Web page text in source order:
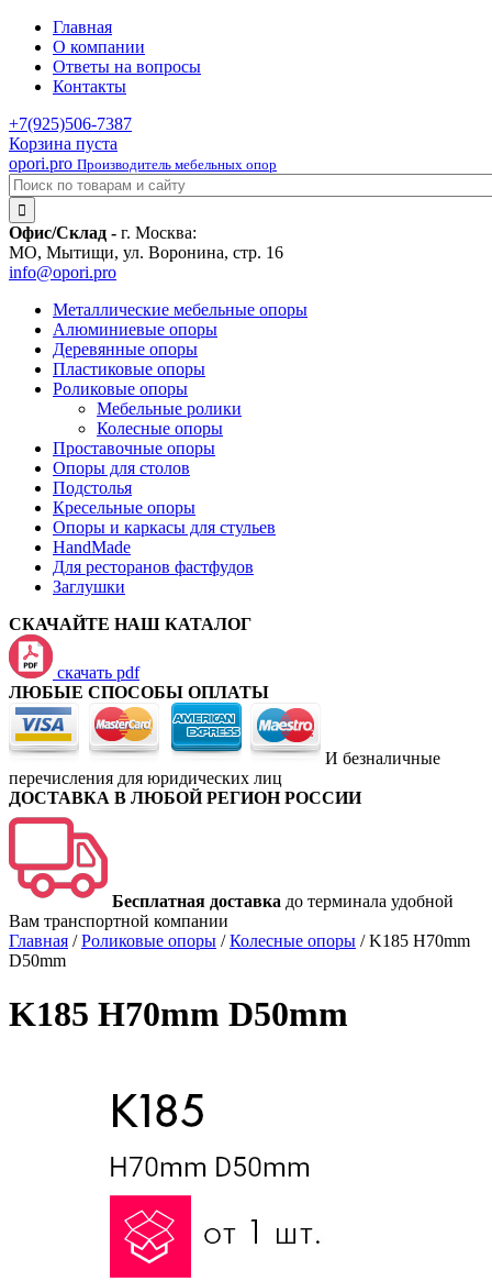
Главная
О компании
Ответы на вопросы
Контакты
+7(925)506-7387
Корзина пуста
opori.pro Производитель мебельных опор
Офис/Склад - г. Москва:
МО, Мытищи, ул. Воронина, стр. 16
info@opori.pro
Металлические мебельные опоры
Алюминиевые опоры
Деревянные опоры
Пластиковые опоры
Роликовые опоры
Мебельные ролики
Колесные опоры
Проставочные опоры
Опоры для столов
Подстолья
Кресельные опоры
Опоры и каркасы для стульев
HandMade
Для ресторанов фастфудов
Заглушки
СКАЧАЙТЕ НАШ КАТАЛОГ
скачать pdf
ЛЮБЫЕ СПОСОБЫ ОПЛАТЫ
И безналичные
перечисления для юридических лиц
ДОСТАВКА В ЛЮБОЙ РЕГИОН РОССИИ
Бесплатная доставка до терминала удобной
Вам транспортной компании
Главная /Роликовые опоры /Колесные опоры /K185 H70mm
D50mm
K185 H70mm D50mm